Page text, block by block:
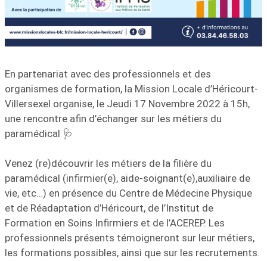
En partenariat avec des professionnels et des
organismes de formation, la Mission Locale d’Héricourt-
Villersexel organise, le Jeudi 17 Novembre 2022 à 15h,
une rencontre afin d’échanger sur les métiers du
paramédical 🩺
Venez (re)découvrir les métiers de la filière du
paramédical (infirmier(e), aide-soignant(e),auxiliaire de
vie, etc…) en présence du Centre de Médecine Physique
et de Réadaptation d’Héricourt, de l’Institut de
Formation en Soins Infirmiers et de l’ACEREP. Les
professionnels présents témoigneront sur leur métiers,
les formations possibles, ainsi que sur les recrutements.